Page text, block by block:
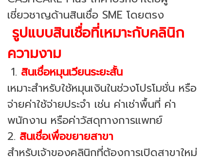
เชี่ยวชาญด้านสินเชื่อ SME โดยตรง
รูปแบบสินเชื่อที่เหมาะกับคลินิก
ความงาม
1. สินเชื่อหมุนเวียนระยะสั้น
เหมาะสำหรับใช้หมุนเงินในช่วงโปรโมชั่น หรือ
จ่ายค่าใช้จ่ายประจำ เช่น ค่าเช่าพื้นที่ ค่า
พนักงาน หรือค่าวัสดุทางการแพทย์
2. สินเชื่อเพื่อขยายสาขา
สำหรับเจ้าของคลินิกที่ต้องการเปิดสาขาใหม่